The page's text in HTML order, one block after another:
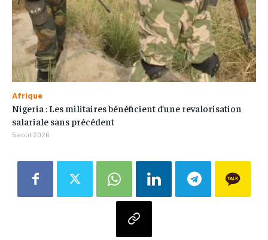
Afrique
Nigeria : Les militaires bénéficient d’une revalorisation
salariale sans précédent
5 août 2026